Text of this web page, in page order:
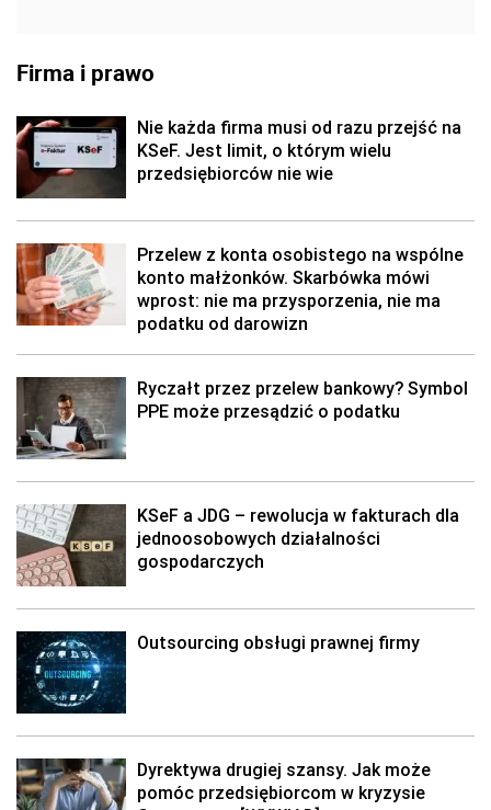
Firma i prawo
Nie każda firma musi od razu przejść na
KSeF. Jest limit, o którym wielu
przedsiębiorców nie wie
Przelew z konta osobistego na wspólne
konto małżonków. Skarbówka mówi
wprost: nie ma przysporzenia, nie ma
podatku od darowizn
Ryczałt przez przelew bankowy? Symbol
PPE może przesądzić o podatku
KSeF a JDG – rewolucja w fakturach dla
jednoosobowych działalności
gospodarczych
Outsourcing obsługi prawnej firmy
Dyrektywa drugiej szansy. Jak może
pomóc przedsiębiorcom w kryzysie